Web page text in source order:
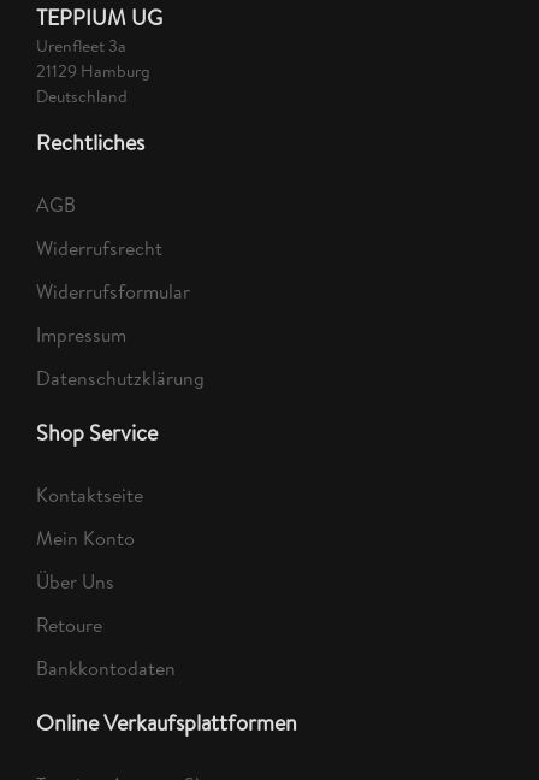
TEPPIUM UG
Urenfleet 3a
21129 Hamburg
Deutschland
Rechtliches
AGB
Widerrufsrecht
Widerrufsformular
Impressum
Datenschutzklärung
Shop Service
Kontaktseite
Mein Konto
Über Uns
Retoure
Bankkontodaten
Online Verkaufsplattformen